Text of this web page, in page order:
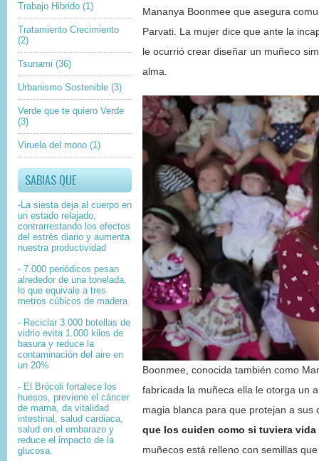
Trabajo Hibrido (1)
Tratamiento Crecimiento
(2)
Tsunami (36)
Urbanismo Sostenible (3)
Verde que te quiero Verde
(3)
Viruela del mono (1)
SABIAS QUE
-La siesta deja al cuerpo en
un estado relajado,
contrarrestando los efectos
del estrés diario y aumenta
nuestra productividad
- 7.000 periódicos pesan
alrededor de una tonelada,
lo que equivale a tres
metros cúbicos de madera
- Reciclar 3.000 botellas de
vidrio evita 1.000 kilos de
basura y reduce la
contaminación del aire en
un 20%
- El Brócoli fortalece los
huesos, previene el cáncer
de mama, da vitalidad
intestinal, salud cardiaca,
salud en el embarazo y
reduce el impacto de la
glucosa.
Mananya Boonmee que asegura
Parvati. La mujer dice que ante la
le ocurrió crear diseñar un muñeco
alma.
Boonmee, conocida también como
fabricada la muñeca ella le otorga un
magia blanca para que protejan a sus
que los cuiden como si tuviera vida
muñecos está relleno con semillas